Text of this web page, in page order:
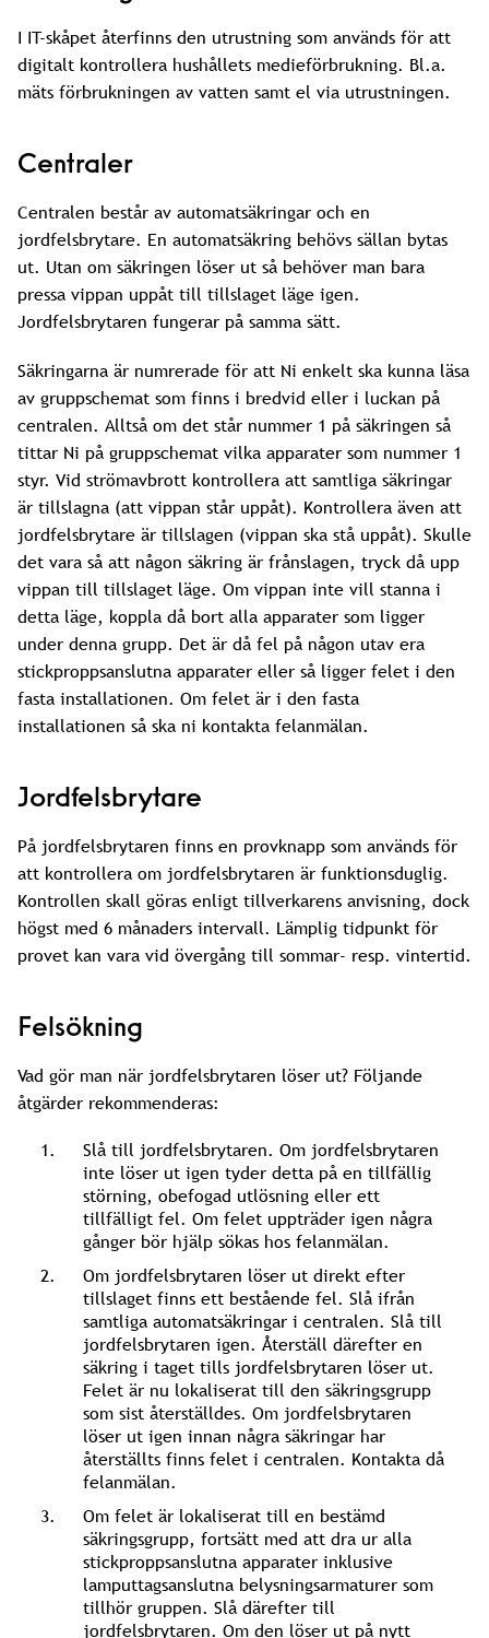
I IT-skåpet återfinns den utrustning som används för att
digitalt kontrollera hushållets medieförbrukning. Bl.a.
mäts förbrukningen av vatten samt el via utrustningen.
Centraler
Centralen består av automatsäkringar och en
jordfelsbrytare. En automatsäkring behövs sällan bytas
ut. Utan om säkringen löser ut så behöver man bara
pressa vippan uppåt till tillslaget läge igen.
Jordfelsbrytaren fungerar på samma sätt.
Säkringarna är numrerade för att Ni enkelt ska kunna läsa
av gruppschemat som finns i bredvid eller i luckan på
centralen. Alltså om det står nummer 1 på säkringen så
tittar Ni på gruppschemat vilka apparater som nummer 1
styr. Vid strömavbrott kontrollera att samtliga säkringar
är tillslagna (att vippan står uppåt). Kontrollera även att
jordfelsbrytare är tillslagen (vippan ska stå uppåt). Skulle
det vara så att någon säkring är frånslagen, tryck då upp
vippan till tillslaget läge. Om vippan inte vill stanna i
detta läge, koppla då bort alla apparater som ligger
under denna grupp. Det är då fel på någon utav era
stickproppsanslutna apparater eller så ligger felet i den
fasta installationen. Om felet är i den fasta
installationen så ska ni kontakta felanmälan.
Jordfelsbrytare
På jordfelsbrytaren finns en provknapp som används för
att kontrollera om jordfelsbrytaren är funktionsduglig.
Kontrollen skall göras enligt tillverkarens anvisning, dock
högst med 6 månaders intervall. Lämplig tidpunkt för
provet kan vara vid övergång till sommar- resp. vintertid.
Felsökning
Vad gör man när jordfelsbrytaren löser ut? Följande
åtgärder rekommenderas:
Slå till jordfelsbrytaren. Om jordfelsbrytaren
inte löser ut igen tyder detta på en tillfällig
störning, obefogad utlösning eller ett
tillfälligt fel. Om felet uppträder igen några
gånger bör hjälp sökas hos felanmälan.
Om jordfelsbrytaren löser ut direkt efter
tillslaget finns ett bestående fel. Slå ifrån
samtliga automatsäkringar i centralen. Slå till
jordfelsbrytaren igen. Återställ därefter en
säkring i taget tills jordfelsbrytaren löser ut.
Felet är nu lokaliserat till den säkringsgrupp
som sist återställdes. Om jordfelsbrytaren
löser ut igen innan några säkringar har
återställts finns felet i centralen. Kontakta då
felanmälan.
Om felet är lokaliserat till en bestämd
säkringsgrupp, fortsätt med att dra ur alla
stickproppsanslutna apparater inklusive
lamputtagsanslutna belysningsarmaturer som
tillhör gruppen. Slå därefter till
jordfelsbrytaren. Om den löser ut på nytt